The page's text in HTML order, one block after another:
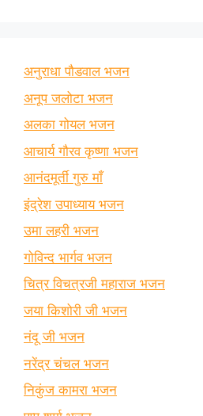
अनुराधा पौडवाल भजन
अनूप जलोटा भजन
अलका गोयल भजन
आचार्य गौरव कृष्णा भजन
आनंदमूर्ती गुरु माँ
इंद्रेश उपाध्याय भजन
उमा लहरी भजन
गोविन्द भार्गव भजन
चित्र विचत्रजी महाराज भजन
जया किशोरी जी भजन
नंदू जी भजन
नरेंद्र चंचल भजन
निकुंज कामरा भजन